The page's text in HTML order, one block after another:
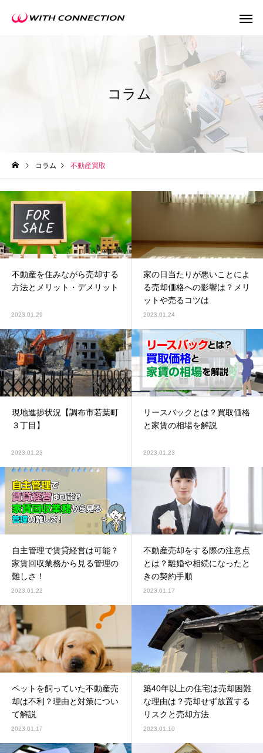
ウィズの利益還元
コラム
コラム 不動産買取
不動産を住みながら売却する
方法とメリット・デメリット
2023.01.29
家の日当たりが悪いことによ
る売却価格への影響は？メリ
ットや売るコツは
2023.01.24
現地進捗状況【調布市若葉町
３丁目】
2023.01.23
リースバックとは？買取価格
と家賃の相場を解説
2023.01.23
自主管理で賃貸経営は可能？
家賃回収業務から見る管理の
難しさ！
2023.01.22
不動産売却をする際の注意点
とは？離婚や相続になったと
きの契約手順
2023.01.17
ペットを飼っていた不動産売
却は不利？理由と対策につい
て解説
2023.01.17
築40年以上の住宅は売却困難
な理由は？売却せず放置する
リスクと売却方法
2023.01.10